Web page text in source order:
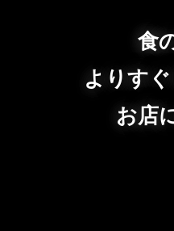
食
よりす
お店